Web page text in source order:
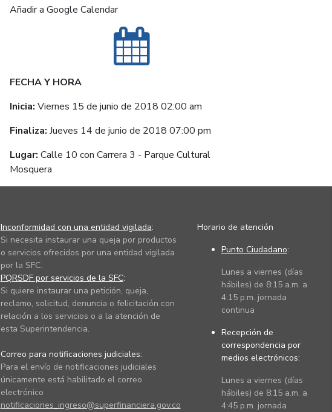
Añadir a Google Calendar
FECHA Y HORA
Inicia:Viernes 15 de junio de 2018 02:00 am
Finaliza:Jueves 14 de junio de 2018 07:00 pm
Lugar:Calle 10 con Carrera 3 - Parque Cultural
Mosquera
Inconformidad con una entidad vigilada:
Si necesita instaurar una queja por productos
o servicios ofrecidos por una entidad vigilada
por la SFC.
PQRSDF por servicios de la SFC:
Si quiere instaurar una petición, queja,
reclamo, solicitud, denuncia o felicitación con
relación a los servicios o a la atención de
esta Superintendencia.
Correo para notificaciones judiciales:
Para el envío de notificaciones judiciales
únicamente está habilitado el correo
electrónico
notificaciones_ingreso@superfinanciera.gov.co
Horario de atención
Punto Ciudadano:
Lunes a viernes (días
hábiles) de 8:15 a.m. a
4:15 p.m. jornada
continua
Recepción de
correspondencia por
medios electrónicos:
Lunes a viernes (días
hábiles) de 8:15 a.m. a
4:45 p.m. jornada